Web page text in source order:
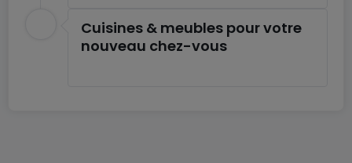
Cuisines & meubles pour votre
nouveau chez-vous